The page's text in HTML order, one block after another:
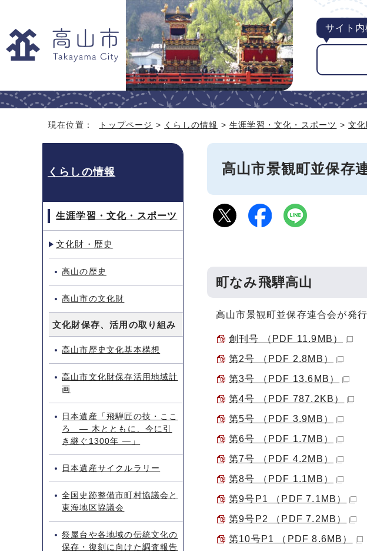
サイト内
現在位置： トップページ > くらしの情報 >生涯学習・文化・スポーツ >文
高山市景観町並保存
町なみ飛騨高山
高山市景観町並保存連合会が発
創刊号 （PDF 11.9MB）
第2号 （PDF 2.8MB）
第3号 （PDF 13.6MB）
第4号 （PDF 787.2KB）
第5号 （PDF 3.9MB）
第6号 （PDF 1.7MB）
第7号 （PDF 4.2MB）
第8号 （PDF 1.1MB）
第9号P1 （PDF 7.1MB）
第9号P2 （PDF 7.2MB）
第10号P1 （PDF 8.6MB）
くらしの情報
生涯学習・文化・スポーツ
文化財・歴史
高山の歴史
高山市の文化財
文化財保存、活用の取り組み
高山市歴史文化基本構想
高山市文化財保存活用地域計
画
日本遺産「飛騨匠の技・ここ
ろ ― 木とともに、今に引
き継ぐ1300年 ―」
日本遺産サイクルラリー
全国史跡整備市町村協議会と
東海地区協議会
祭屋台や各地域の伝統文化の
保存・復刻に向けた調査報告